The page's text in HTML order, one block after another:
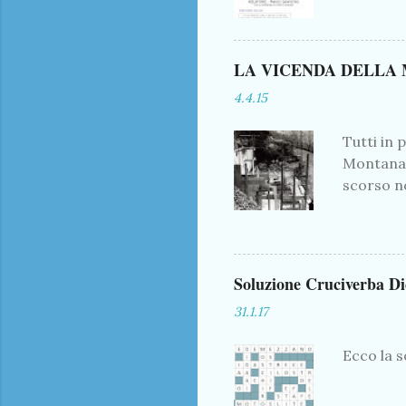
LA VICENDA DELLA
4.4.15
Tutti in
scorso
che è
vecchio
coltelli e
Soluzione Cruciverba
31.1.17
Ecco la